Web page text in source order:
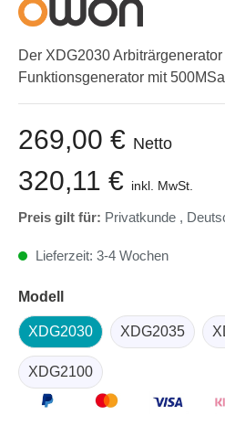
Der XDG2030
Funktionsgenerator mit
269,00 € Netto
320,11 € inkl. MwSt.
Preis gilt für: Privatkunde ,
Lieferzeit: 3-4 Wochen
Modell
XDG2030 XDG2035
XDG2100